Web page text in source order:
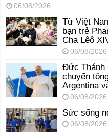
06/08/2026
Từ Việt
bạn trẻ
Cha Lêô
06/08/2026
Đức Thánh
chuyến
Argentina
06/08/2026
Sức sống
06/08/2026